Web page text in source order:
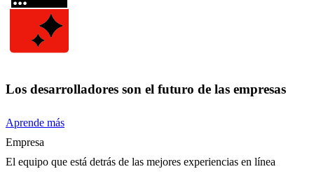
Los desarrolladores son el futuro de las empresas
Aprende más
Empresa
El equipo que está detrás de las mejores experiencias en línea